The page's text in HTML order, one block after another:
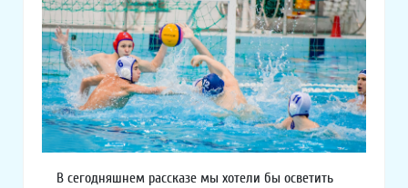
В сегодняшнем рассказе мы хотели бы осветить